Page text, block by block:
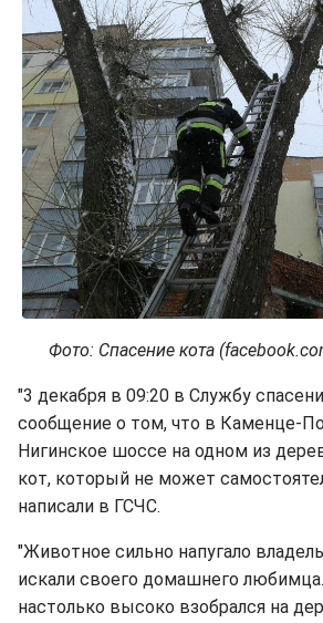
Фото: Спасение кота
"3 декабря в 09:20 в Службу
сообщение о том, что в Каменце-
Нигинское шоссе на одном из
кот, который не может
написали в ГСЧС.
"Животное сильно напугало
искали своего домашнего
настолько высоко взобрался на